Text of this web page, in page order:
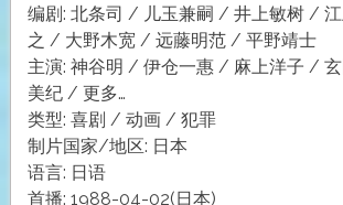
编剧: 北条司 / 儿玉兼嗣 / 井上敏树 /
之 / 大野木宽 / 远藤明范 / 平野靖士
主演: 神谷明 / 伊仓一惠 / 麻上洋子 /
美纪 / 更多…
类型: 喜剧 / 动画 / 犯罪
制片国家/地区: 日本
语言: 日语
首播: 1988-04-02(日本)